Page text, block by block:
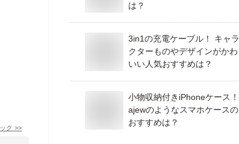
ク >>
は？
3in1の充電ケーブル！ キャラ
クターものやデザインがかわ
いい人気おすすめは？
小物収納付きiPhoneケース！
ajewのようなスマホケースの
おすすめは？